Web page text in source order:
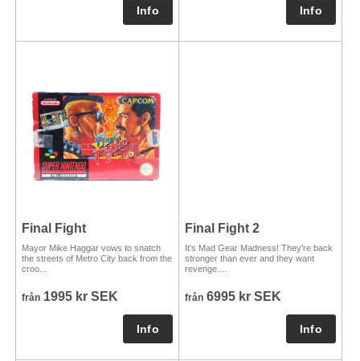
Final Fight
Mayor Mike Haggar vows to snatch
the streets of Metro City back from the
croo...
från 1995 kr SEK
Final Fight 2
It's Mad Gear Madness! They're back
stronger than ever and they want
revenge....
från 6995 kr SEK